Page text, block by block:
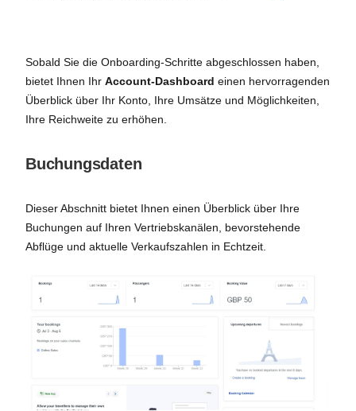
Sobald Sie die Onboarding-Schritte abgeschlossen haben,
bietet Ihnen Ihr Account-Dashboard einen hervorragenden
Überblick über Ihr Konto, Ihre Umsätze und Möglichkeiten,
Ihre Reichweite zu erhöhen.
Buchungsdaten
Dieser Abschnitt bietet Ihnen einen Überblick über Ihre
Buchungen auf Ihren Vertriebskanälen, bevorstehende
Abflüge und aktuelle Verkaufszahlen in Echtzeit.